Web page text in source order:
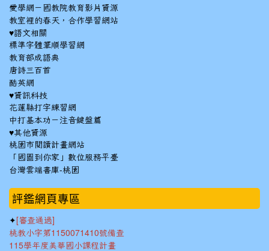
愛學網－國教院教育影片資源
教室裡的春天，合作學習網站
♥語文相關
標準字體筆順學習網
教育部成語典
唐詩三百首
酷英網
♥資訊科技
花蓮縣打字練習網
中打基本功－注音鍵盤篇
♥其他資源
桃園市閱讀計畫網站
「國圖到你家」數位服務平臺
台灣雲端書庫-桃園
::: 評鑑網頁專區
✦ [審查通過]
桃教小字第1150071410號備查
115學年度美華國小課程計畫